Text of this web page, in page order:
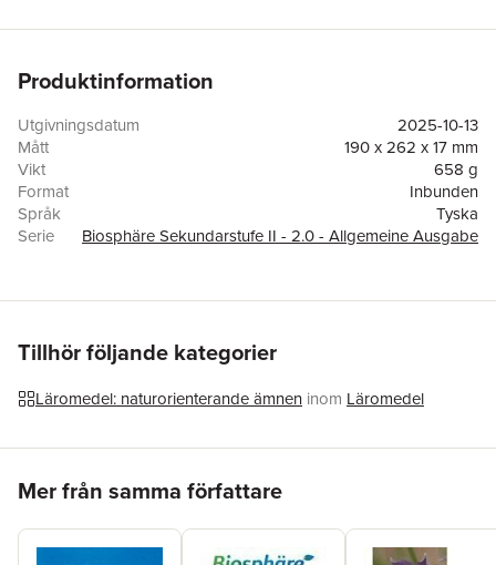
Produktinformation
Utgivningsdatum
2025-10-13
Mått
190 x 262 x 17 mm
Vikt
658 g
Format
Inbunden
Språk
Tyska
Serie
Biosphäre Sekundarstufe II - 2.0 - Allgemeine Ausgabe
ISBN
9783060114658
Tillhör följande kategorier
Läromedel: naturorienterande ämnen inom Läromedel
Mer från samma författare